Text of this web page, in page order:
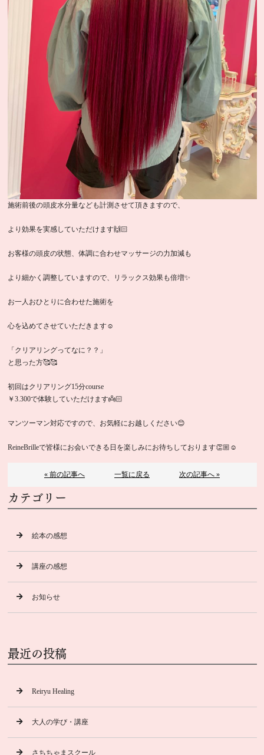
施術前後の頭皮水分量なども計測させて頂きますので、
より効果を実感していただけます🙌🏻
お客様の頭皮の状態、体調に合わせマッサージの力加減も
より細かく調整していますので、リラックス効果も倍増✨
お一人おひとりに合わせた施術を
心を込めてさせていただきます☺️
「クリアリングってなに？？」
と思った方🥰🥰
初回はクリアリング15分course
￥3.300で体験していただけます👼🏻
マンツーマン対応ですので、お気軽にお越しください😊
ReineBrilleで皆様にお会いできる日を楽しみにお待ちしております👏🏼☺️
« 前の記事へ 一覧に戻る 次の記事へ »
カテゴリー
絵本の感想
講座の感想
お知らせ
最近の投稿
Reiryu Healing
大人の学び・講座
さちちゃまスクール